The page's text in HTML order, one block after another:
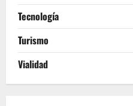
Tecnología
Turismo
Vialidad